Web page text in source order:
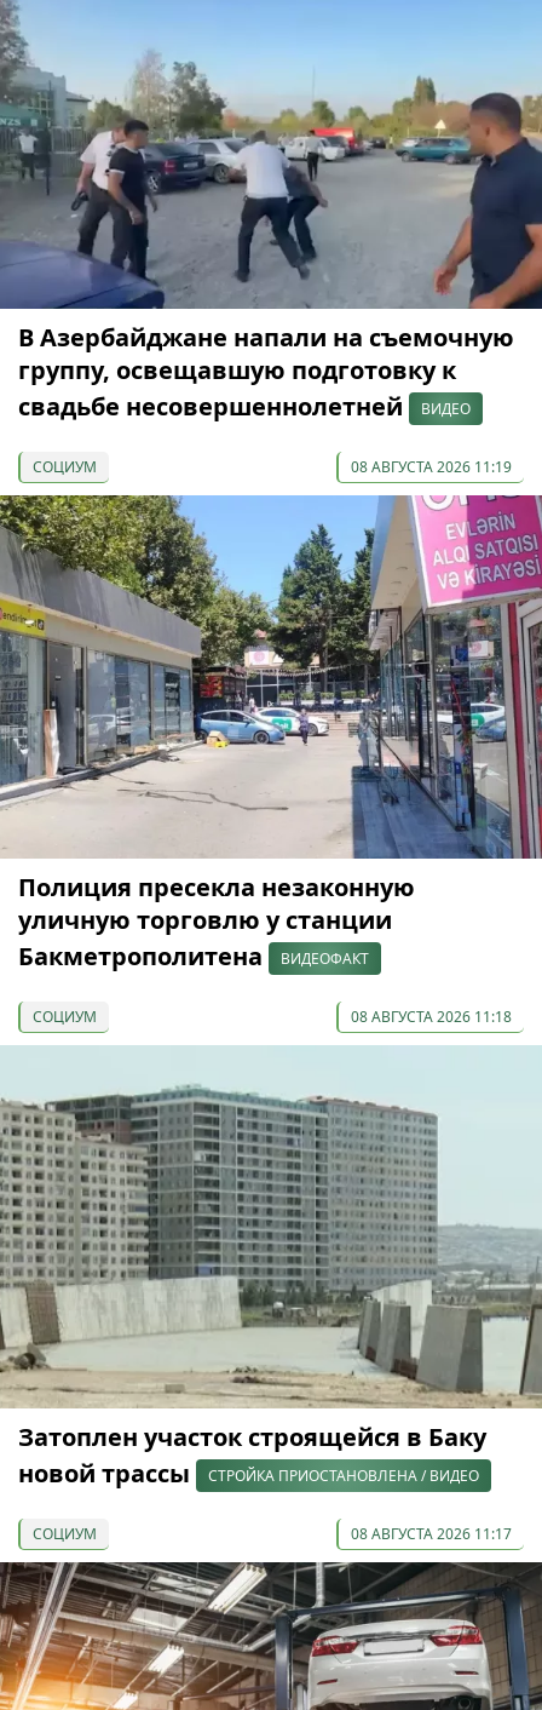
В Азербайджане напали на съемочную
группу, освещавшую подготовку к
свадьбе несовершеннолетней
ВИДЕО
СОЦИУМ 08 АВГУСТА 2026 11:19
Полиция пресекла незаконную
уличную торговлю у станции
Бакметрополитена
ВИДЕОФАКТ
СОЦИУМ 08 АВГУСТА 2026 11:18
Затоплен участок строящейся в Баку
новой трассы
СТРОЙКА ПРИОСТАНОВЛЕНА / ВИДЕО
СОЦИУМ 08 АВГУСТА 2026 11:17